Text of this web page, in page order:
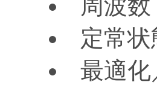
周波
定常
最適